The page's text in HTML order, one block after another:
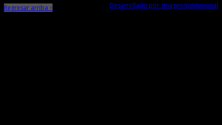
Desarrollado por: Imagen Institucional
Regresar arriba ↑